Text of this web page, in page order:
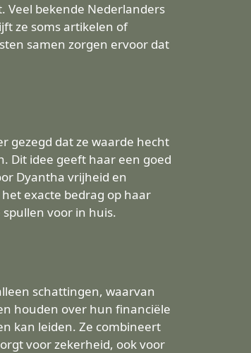
Veel bekende Nederlanders
ze soms artikelen of
samen zorgen ervoor dat
gezegd dat ze waarde hecht
Dit idee geeft haar een goed
Dyantha vrijheid en
exacte bedrag op haar
voor in huis.
schattingen, waarvan
houden over hun financiële
kan leiden. Ze combineert
voor zekerheid, ook voor